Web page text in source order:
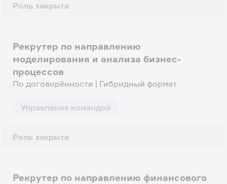
Роль закрыта
Рекрутер по направлению
моделирования и анализа бизнес-
процессов
По договорённости | Гибридный формат
Управление командой
Роль закрыта
Рекрутер по направлению финансового